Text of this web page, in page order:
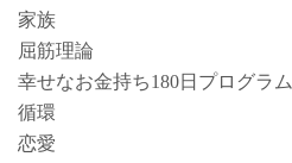
家族
屈筋理論
幸せなお金持ち180日プログラム
循環
恋愛